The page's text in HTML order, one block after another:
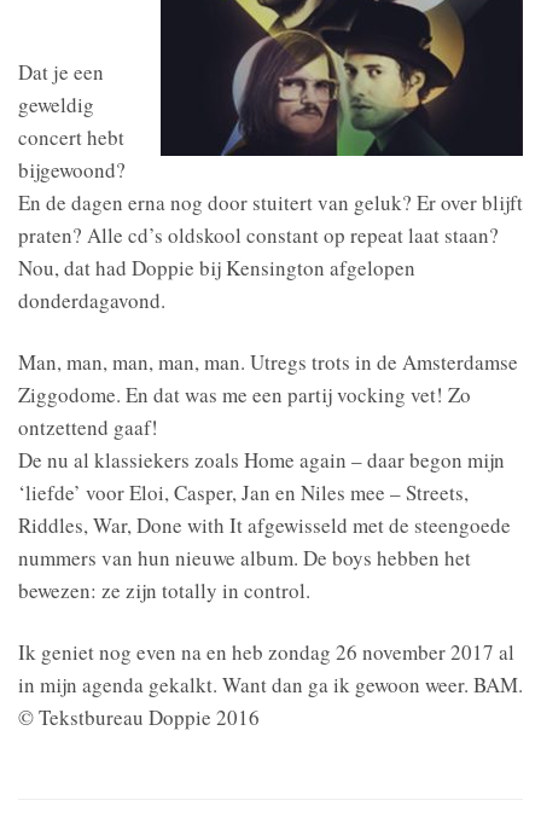
Dat je een
geweldig
concert hebt
bijgewoond?
En de dagen erna nog door stuitert van geluk? Er over blijft
praten? Alle cd’s oldskool constant op repeat laat staan?
Nou, dat had Doppie bij Kensington afgelopen
donderdagavond.
Man, man, man, man, man. Utregs trots in de Amsterdamse
Ziggodome. En dat was me een partij vocking vet! Zo
ontzettend gaaf!
De nu al klassiekers zoals Home again – daar begon mijn
‘liefde’ voor Eloi, Casper, Jan en Niles mee – Streets,
Riddles, War, Done with It afgewisseld met de steengoede
nummers van hun nieuwe album. De boys hebben het
bewezen: ze zijn totally in control.
Ik geniet nog even na en heb zondag 26 november 2017 al
in mijn agenda gekalkt. Want dan ga ik gewoon weer. BAM.
© Tekstbureau Doppie 2016